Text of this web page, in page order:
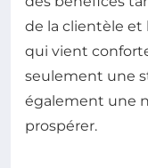
de la clientèle et
qui vient
seulement une
également une
prospérer.